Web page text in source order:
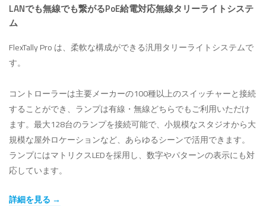
LANでも無線でも繋がるPoE給電対応無線タリーライトシステ
ム
FlexTally Pro は、柔軟な構成ができる汎用タリーライトシステムで
す。
コントローラーは主要メーカーの100種以上のスイッチャーと接続
することができ、ランプは有線・無線どちらでもご利用いただけ
ます。最大128台のランプを接続可能で、小規模なスタジオから大
規模な屋外ロケーションなど、あらゆるシーンで活用できます。
ランプにはマトリクスLEDを採用し、数字やパターンの表示にも対
応しています。
詳細を見る →